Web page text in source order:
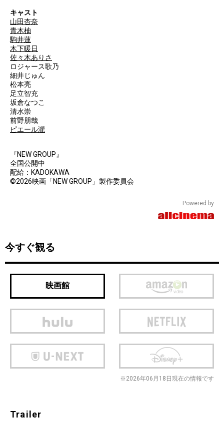
キャスト
山田杏奈
青木柚
駒井蓮
木下暖日
佐々木ありさ
ロジャース歌乃
細井じゅん
松本亮
足立智充
坂倉なつこ
清水崇
前野朋哉
ピエール瀧
『NEW GROUP』
全国公開中
配給：KADOKAWA
©2026映画「NEW GROUP」製作委員会
Powered by
今すぐ観る
映画館
※2026年06月18日現在の情報です
Trailer